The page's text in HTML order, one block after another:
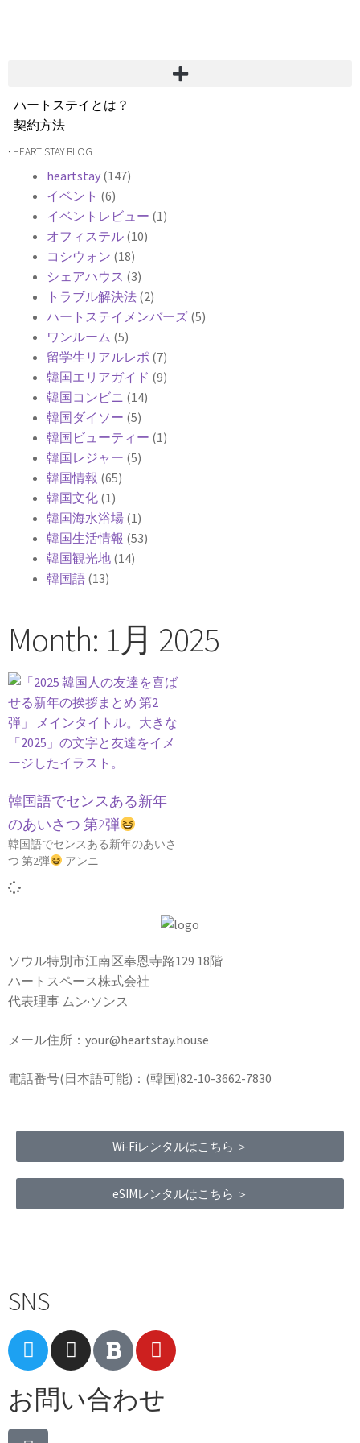
ハートステイとは？
契約方法
韓国不動産情報
よくある質問
Heartee
· HEART STAY BLOG
heartstay (147)
イベント (6)
イベントレビュー (1)
オフィステル (10)
コシウォン (18)
シェアハウス (3)
トラブル解決法 (2)
ハートステイメンバーズ (5)
ワンルーム (5)
留学生リアルレポ (7)
韓国エリアガイド (9)
韓国コンビニ (14)
韓国ダイソー (5)
韓国ビューティー (1)
韓国レジャー (5)
韓国情報 (65)
韓国文化 (1)
韓国海水浴場 (1)
韓国生活情報 (53)
韓国観光地 (14)
韓国語 (13)
Month: 1月 2025
韓国語でセンスある新年
のあいさつ 第2弾
韓国語でセンスある新年のあいさ
つ 第2弾
アンニ
ソウル特別市江南区奉恩寺路129 18階
ハートスペース株式会社
代表理事 ムン·ソンス
メール住所：your@heartstay.house
電話番号(日本語可能)：(韓国)82-10-3662-7830
Wi-Fiレンタルはこちら ＞
eSIMレンタルはこちら ＞
SNS
お問い合わせ